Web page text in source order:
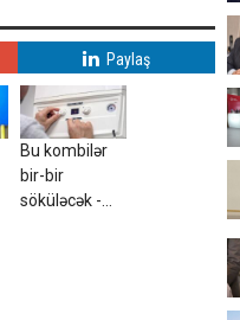
Paylaş
Bu kombilər
bir-bir
söküləcək -